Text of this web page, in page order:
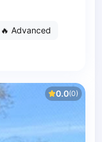
🔥 Advanced
0.0(0)